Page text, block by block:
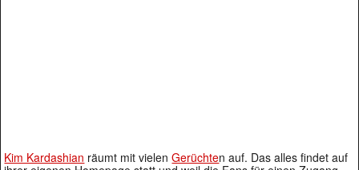
Kim Kardashian räumt mit vielenGerüchten auf. Das alles findet auf